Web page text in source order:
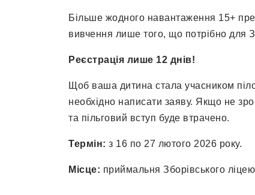
Більше жодного навантаження 15+
вивчення лише того, що потрібно для
Реєстрація лише 12 днів!
Щоб ваша дитина стала учасником
необхідно написати заяву. Якщо не
та пільговий вступ буде втрачено.
Термін: з 16 по 27 лютого 2026 року.
Місце: приймальня Зборівського